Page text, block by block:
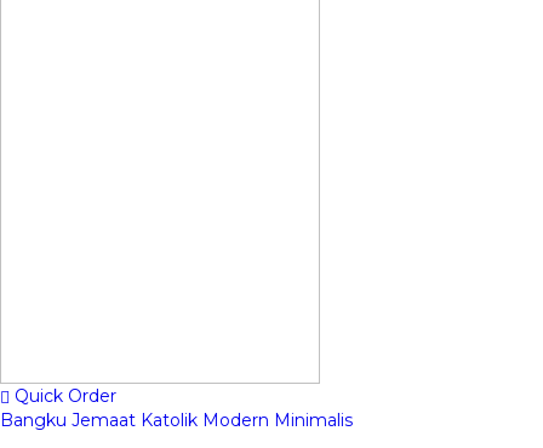
Quick Order
Bangku Jemaat Katolik Modern Minimalis